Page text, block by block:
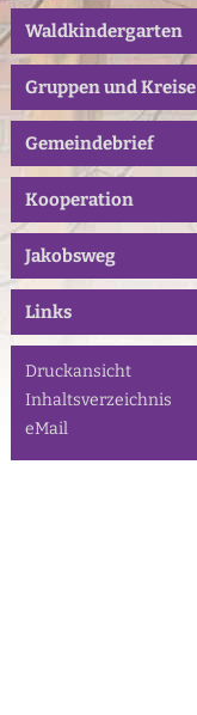
Waldkindergarten
Gruppen und Kreise
Gemeindebrief
Kooperation
Jakobsweg
Links
Druckansicht
Inhaltsverzeichnis
eMail